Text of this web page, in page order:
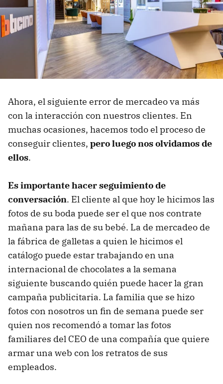
Ahora, el siguiente error de mercadeo va más
con la interacción con nuestros clientes. En
muchas ocasiones, hacemos todo el proceso de
conseguir clientes, pero luego nos olvidamos de
ellos.
Es importante hacer seguimiento de
conversación. El cliente al que hoy le hicimos las
fotos de su boda puede ser el que nos contrate
mañana para las de su bebé. La de mercadeo de
la fábrica de galletas a quien le hicimos el
catálogo puede estar trabajando en una
internacional de chocolates a la semana
siguiente buscando quién puede hacer la gran
campaña publicitaria. La familia que se hizo
fotos con nosotros un fin de semana puede ser
quien nos recomendó a tomar las fotos
familiares del CEO de una compañía que quiere
armar una web con los retratos de sus
empleados.